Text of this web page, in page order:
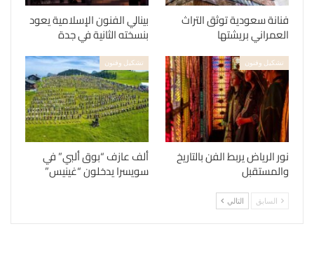
فنانة سعودية توثق التراث
العمراني بريشتها
بينالي الفنون الإسلامية يعود
بنسخته الثانية في جدة
تشكيل وفنون
نور الرياض يربط الفن بالتاريخ
والمستقبل
تشكيل وفنون
ألف عازف “بوق ألبي” في
سويسرا يدخلون “غينيس”
السابق التالي